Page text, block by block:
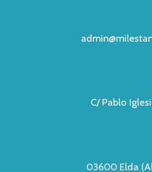
C/ Pablo
03600 Elda